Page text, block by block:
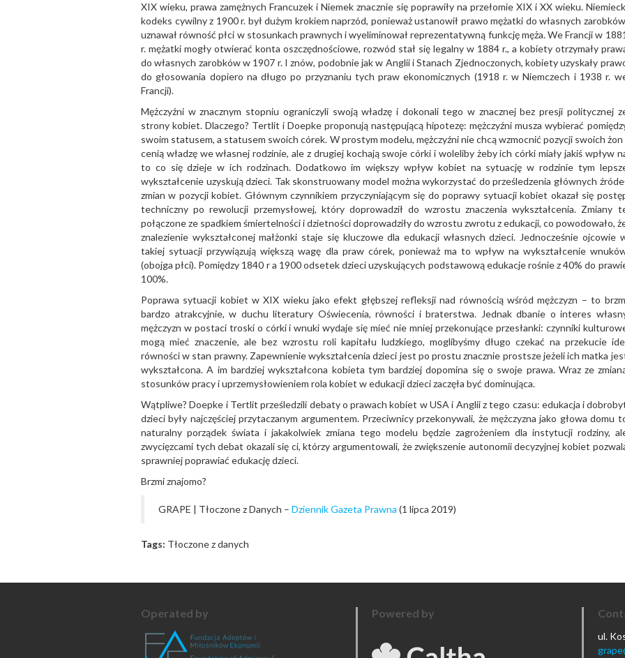
XIX wieku, prawa zamężnych Francuzek i Niemek znacznie się poprawiły na przełomie XIX i XX wieku.
kodeks cywilny z 1900 r. był dużym krokiem naprzód, ponieważ ustanowił prawo mężatki do własnych
uznawał równość płci w stosunkach prawnych i wyeliminował reprezentatywną funkcję męża. We Francji w 1881
r. mężatki mogły otwierać konta oszczędnościowe, rozwód stał się legalny w 1884 r., a kobiety otrzymały
do własnych zarobków w 1907 r. I znów, podobnie jak w Anglii i Stanach Zjednoczonych, kobiety uzyskały
do głosowania dopiero na długo po przyznaniu tych praw ekonomicznych (1918 r. w Niemczech i 1938 r.
Francji).
Mężczyźni w znacznym stopniu ograniczyli swoją władzę i dokonali tego w znacznej bez presji politycznej
strony kobiet. Dlaczego? Tertlit i Doepke proponują następującą hipotezę: mężczyźni musza wybierać
swoim statusem, a statusem swoich córek. W prostym modelu, mężczyźni nie chcą wzmocnić pozycji swoich żon
cenią władzę we własnej rodzinie, ale z drugiej kochają swoje córki i woleliby żeby ich córki miały jakiś wpływ
to co się dzieje w ich rodzinach. Dodatkowo im większy wpływ kobiet na sytuację w rodzinie tym
wykształcenie uzyskują dzieci. Tak skonstruowany model można wykorzystać do prześledzenia głównych
zmian w pozycji kobiet. Głównym czynnikiem przyczyniającym się do poprawy sytuacji kobiet okazał się
techniczny po rewolucji przemysłowej, który doprowadził do wzrostu znaczenia wykształcenia. Zmiany
połączone ze spadkiem śmiertelności i dzietności doprowadziły do wzrostu zwrotu z edukacji, co powodowało,
znalezienie wykształconej małżonki staje się kluczowe dla edukacji własnych dzieci. Jednocześnie ojcowie
takiej sytuacji przywiązują większą wagę dla praw córek, ponieważ ma to wpływ na wykształcenie
(obojga płci). Pomiędzy 1840 r a 1900 odsetek dzieci uzyskujących podstawową edukacje rośnie z 40% do
100%.
Poprawa sytuacji kobiet w XIX wieku jako efekt głębszej refleksji nad równością wśród mężczyzn – to
bardzo atrakcyjnie, w duchu literatury Oświecenia, równości i braterstwa. Jednak dbanie o interes
mężczyzn w postaci troski o córki i wnuki wydaje się mieć nie mniej przekonujące przesłanki: czynniki
mogą mieć znaczenie, ale bez wzrostu roli kapitału ludzkiego, moglibyśmy długo czekać na przekucie
równości w stan prawny. Zapewnienie wykształcenia dzieci jest po prostu znacznie prostsze jeżeli ich matka
wykształcona. A im bardziej wykształcona kobieta tym bardziej dopomina się o swoje prawa. Wraz ze
stosunków pracy i uprzemysłowieniem rola kobiet w edukacji dzieci zaczęła być dominująca.
Wątpliwe? Doepke i Tertlit prześledzili debaty o prawach kobiet w USA i Anglii z tego czasu: edukacja i
dzieci były najczęściej przytaczanym argumentem. Przeciwnicy przekonywali, że mężczyzna jako głowa domu
naturalny porządek świata i jakakolwiek zmiana tego modelu będzie zagrożeniem dla instytucji rodziny,
zwycięzcami tych debat okazali się ci, którzy argumentowali, że zwiększenie autonomii decyzyjnej kobiet
sprawniej poprawiać edukację dzieci.
Brzmi znajomo?
GRAPE | Tłoczone z Danych – Dziennik Gazeta Prawna (1 lipca 2019)
Tags: Tłoczone z danych
Operated by Powered by
ul.